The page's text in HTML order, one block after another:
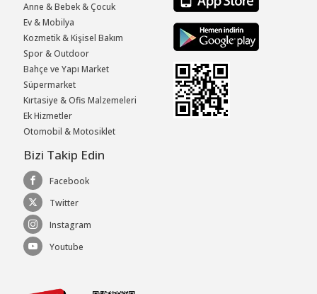
Anne & Bebek & Çocuk
Ev & Mobilya
Kozmetik & Kişisel Bakım
Spor & Outdoor
Bahçe ve Yapı Market
Süpermarket
Kırtasiye & Ofis Malzemeleri
Ek Hizmetler
Otomobil & Motosiklet
Bizi Takip Edin
Facebook
Twitter
Instagram
Youtube